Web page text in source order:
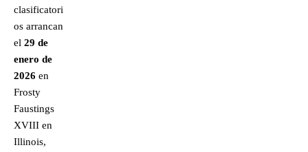
clasificatori
os arrancan
el 29 de
enero de
2026 en
Frosty
Faustings
XVIII en
Illinois,